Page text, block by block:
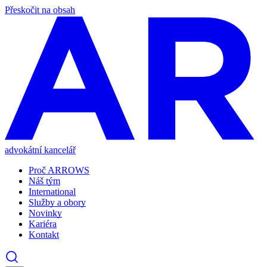
Přeskočit na obsah
advokátní kancelář
Proč ARROWS
Náš tým
International
Služby a obory
Novinky
Kariéra
Kontakt